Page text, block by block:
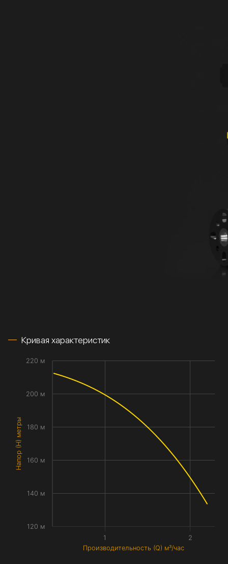
Кривая характеристик
Производительность (Q) м³/час
Напор (H) метры
1 2
120 м
140 м
160 м
180 м
200 м
220 м